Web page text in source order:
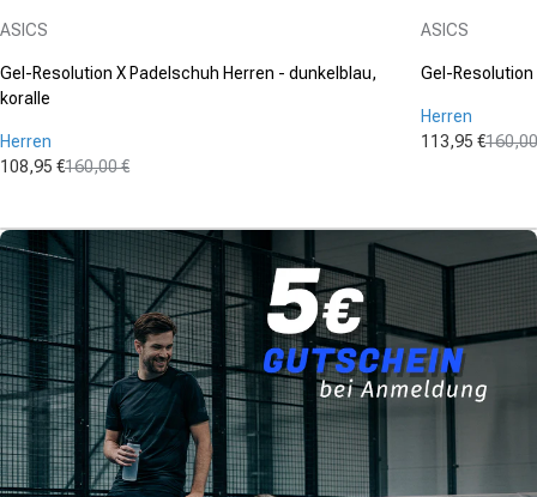
ASICS
Gel-Resolution X Padelschuh Herren - dunkelblau,
koralle
Herren
Verkaufspreis
108,95 €
Normaler Preis
160,00 €
ASICS
Gel-
Herren
113,95 €
Normaler